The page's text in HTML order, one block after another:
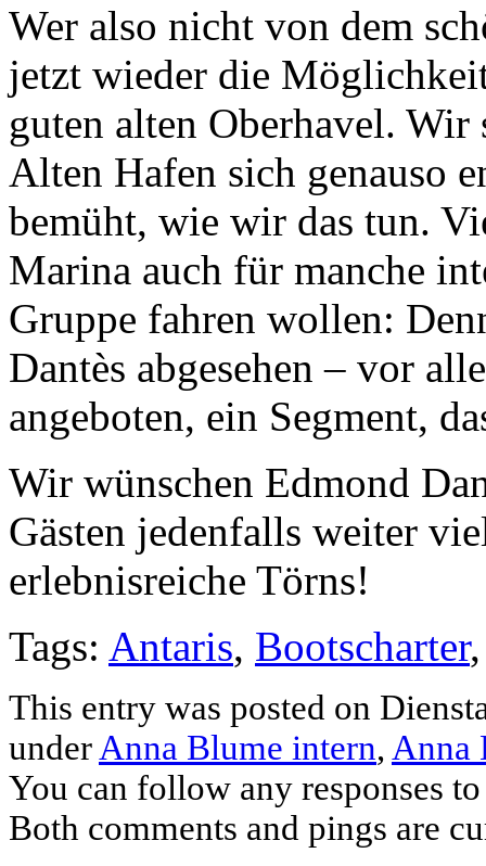
Wer also nicht von dem
jetzt wieder die
guten alten Oberhavel. Wir
Alten Hafen sich genauso
bemüht, wie wir das tun.
Marina auch für manche
Gruppe fahren wollen:
Dantès abgesehen – vor
angeboten, ein Segment,
Wir wünschen Edmond
Gästen jedenfalls weiter
erlebnisreiche Törns!
Tags: Antaris, Bootscharter
This entry was posted on
under Anna Blume intern, Anna
You can follow any responses
Both comments and pings are